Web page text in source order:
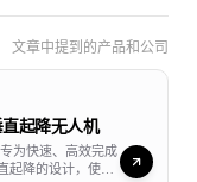
求得心应手。
文章中提到的产品和公司
起降无人机
为快速、高效完成
起降的设计，使龙